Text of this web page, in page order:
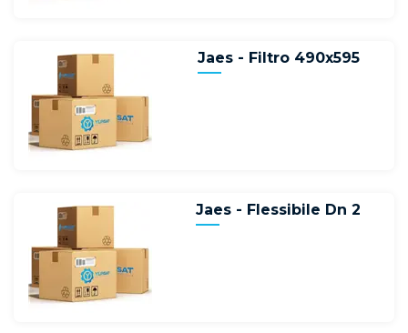
Jaes - Filtro 490x595
Jaes - Flessibile Dn 2